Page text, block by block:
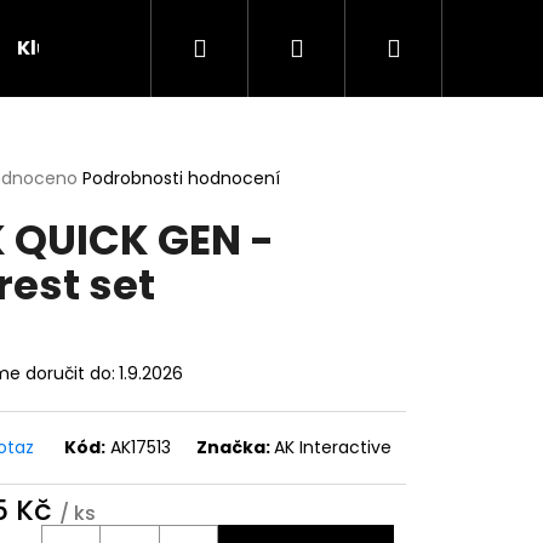
Klubovna SoutěžeHledat PřihlášeníNákupní
Podrobnosti hodnocení
QUICK GEN -
set
doručit do: 1.9.2026
Kód: AK17513 Značka:AK Interactive
Kč / ks